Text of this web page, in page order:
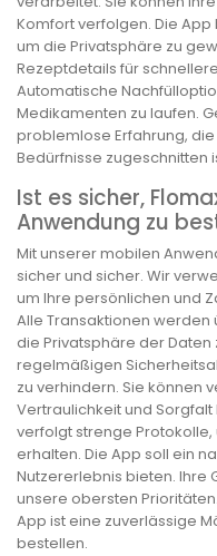
Komfort verfolgen. Die
um die Privatsphäre zu
Rezeptdetails für
Automatische
Medikamenten zu laufen.
problemlose Erfahrung,
Bedürfnisse zugeschnitten
Ist es sicher,
Anwendung zu
Mit unserer mobilen
sicher und sicher. Wir
um Ihre persönlichen und
Alle Transaktionen
die Privatsphäre der
regelmäßigen
zu verhindern. Sie können
Vertraulichkeit und
verfolgt strenge
erhalten. Die App soll ein
Nutzererlebnis bieten. Ihre
unsere obersten
App ist eine zuverlässige
bestellen.